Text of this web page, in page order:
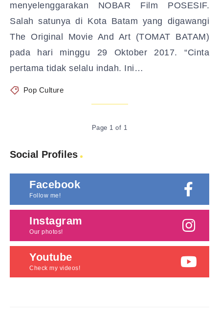
menyelenggarakan NOBAR Film POSESIF.
Salah satunya di Kota Batam yang digawangi
The Original Movie And Art (TOMAT BATAM)
pada hari minggu 29 Oktober 2017. “Cinta
pertama tidak selalu indah. Ini…
Pop Culture
Page 1 of 1
Social Profiles
Facebook
Follow me!
Instagram
Our photos!
Youtube
Check my videos!